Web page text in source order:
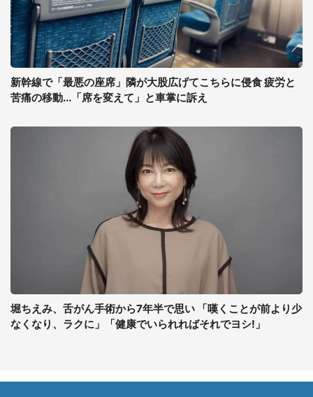
新幹線で「最悪の座席」隣が大股広げてこちらに侵食 疲労と
苦痛の移動...「席を変えて」と車掌に訴え
堀ちえみ、舌がん手術から7年半で思い 「嘆くことが前より少
なくなり、ラクに」「健康でいられればそれでヨシ!」